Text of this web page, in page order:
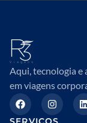
Aqui, tecnologia e
em viagens